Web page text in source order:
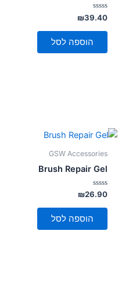
דורג
0
מתוך
₪39.40
הוספה לסל
GSW Accessories
Brush Repair Gel
דורג
0
מתוך
₪26.90
הוספה לסל